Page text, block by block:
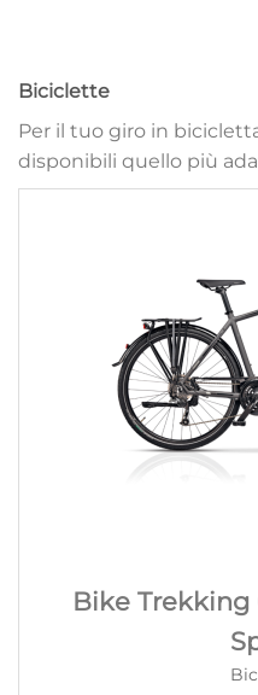
Biciclette
Per il tuo giro in
disponibili quello più
Bike Trekking